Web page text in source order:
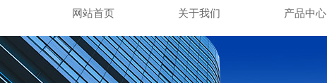
网站首页 关于我们 产品中心